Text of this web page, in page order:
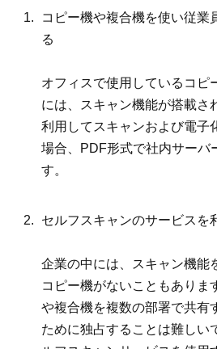
コピー機や複合機を使い従業
る
オフィスで使用しているコピ
には、スキャン機能が搭載さ
利用してスキャンおよび電子
場合、PDF形式で社内サーバ
す。
セルフスキャンのサービスを
企業の中には、スキャン機能
コピー機がないこともありま
や複合機を複数の部署で共有
ために独占することは難しい